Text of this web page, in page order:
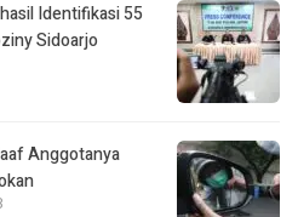
Identifikasi 55
Sidoarjo
Anggotanya